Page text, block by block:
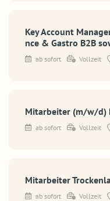
Key Account
nce & Gastro B2B
ab sofort Vollzeit
Mitarbeiter (m/w/d)
ab sofort Vollzeit
Mitarbeiter
ab sofort Vollzeit